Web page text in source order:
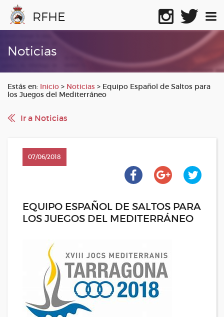
RFHE
Noticias
Estás en: Inicio > Noticias > Equipo Español de Saltos para
los Juegos del Mediterráneo
Ir a Noticias
07/06/2018
EQUIPO ESPAÑOL DE SALTOS PARA
LOS JUEGOS DEL MEDITERRÁNEO